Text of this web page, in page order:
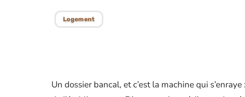
Logement
Un dossier bancal, et c’est la machine qui